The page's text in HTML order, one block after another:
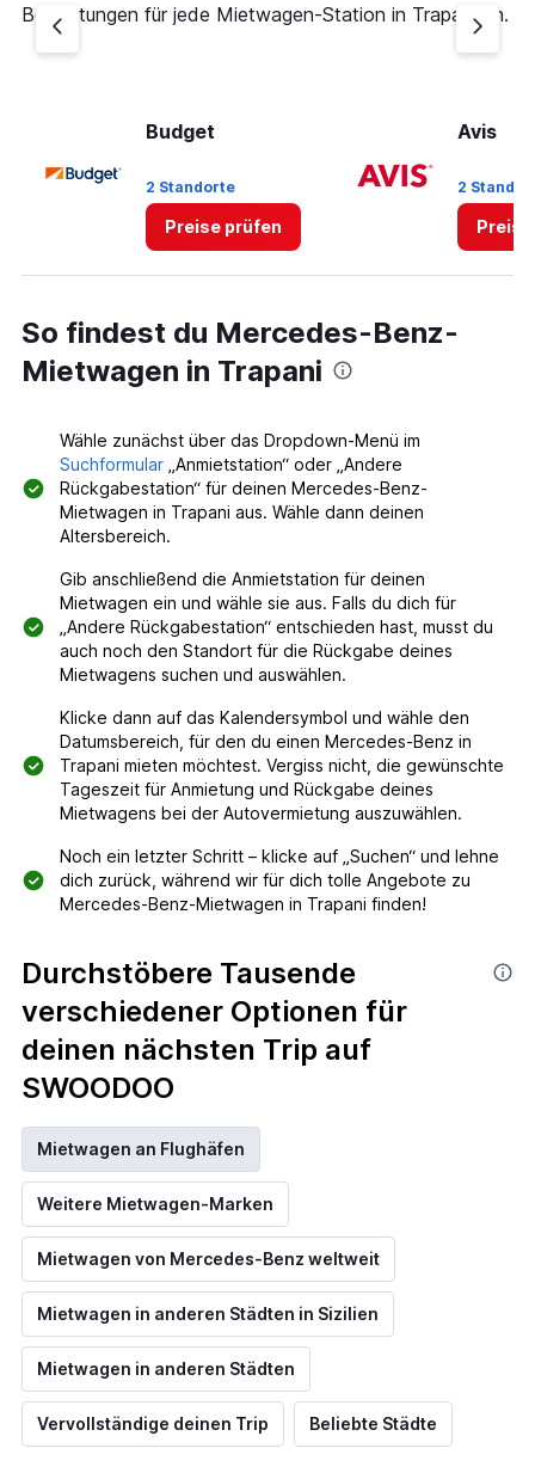
Bewertungen für jede Mietwagen-Station in Trapani an.
Budget
2 Standorte
Preise prüfen
Avis
2
So findest du Mercedes-Benz-
Mietwagen in Trapani
Wähle zunächst über das Dropdown-Menü im
Suchformular „Anmietstation“ oder „Andere
Rückgabestation“ für deinen Mercedes-Benz-
Mietwagen in Trapani aus. Wähle dann deinen
Altersbereich.
Gib anschließend die Anmietstation für deinen
Mietwagen ein und wähle sie aus. Falls du dich für
„Andere Rückgabestation“ entschieden hast, musst du
auch noch den Standort für die Rückgabe deines
Mietwagens suchen und auswählen.
Klicke dann auf das Kalendersymbol und wähle den
Datumsbereich, für den du einen Mercedes-Benz in
Trapani mieten möchtest. Vergiss nicht, die gewünschte
Tageszeit für Anmietung und Rückgabe deines
Mietwagens bei der Autovermietung auszuwählen.
Noch ein letzter Schritt – klicke auf „Suchen“ und lehne
dich zurück, während wir für dich tolle Angebote zu
Mercedes-Benz-Mietwagen in Trapani finden!
Durchstöbere Tausende
verschiedener Optionen für
deinen nächsten Trip auf
SWOODOO
Mietwagen an Flughäfen
Weitere Mietwagen-Marken
Mietwagen von Mercedes-Benz weltweit
Mietwagen in anderen Städten in Sizilien
Mietwagen in anderen Städten
Vervollständige deinen Trip Beliebte Städte